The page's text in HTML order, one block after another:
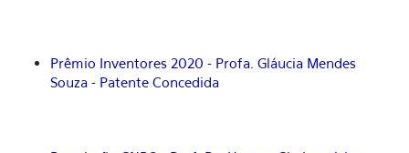
Prêmio Inventores 2020 - Profa. Gláucia Mendes
Souza - Patente Concedida